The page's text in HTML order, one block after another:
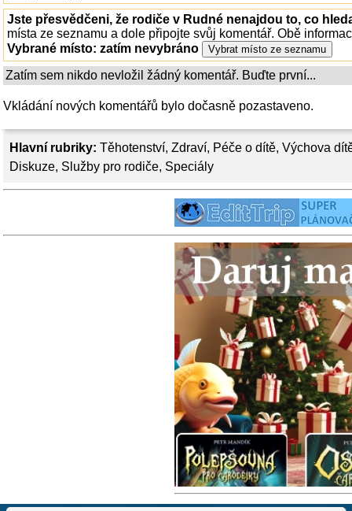
Hlavní rubriky: Těhotenství, Zdraví, Péče o dítě, Výchova
Diskuze, Služby pro rodiče, Speciály
Jste přesvědčeni, že rodiče v Rudné nenajdou to, co
místa ze seznamu a dole připojte svůj komentář. Obě
Vybrané místo: zatím nevybráno
Zatím sem nikdo nevložil žádný komentář. Buďte první...
Vkládání nových komentářů bylo dočasně pozastaveno.